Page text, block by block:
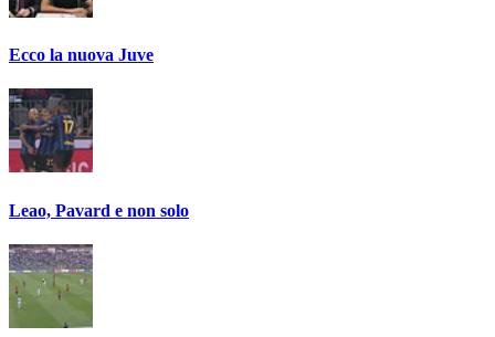
Ecco la nuova Juve
Leao, Pavard e non solo